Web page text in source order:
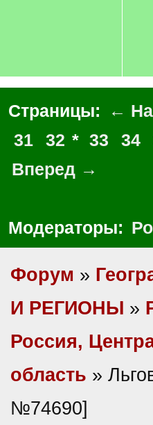
Страницы: ←
31
32 * 33 34
Вперед →
Модераторы:
Форум »
И РЕГИОНЫ »
Россия,
область »
№74690]